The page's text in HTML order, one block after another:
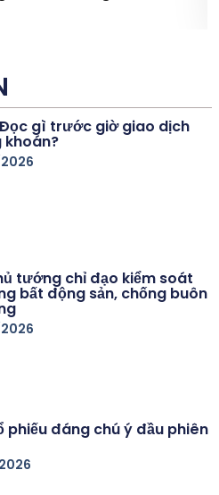
Đọc gì trước giờ giao dịch
khoán?
tướng chỉ đạo kiểm soát
bất động sản, chống buôn
phiếu đáng chú ý đầu phiên